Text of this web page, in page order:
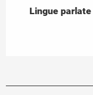
Lingue parlate
Lingue parlate